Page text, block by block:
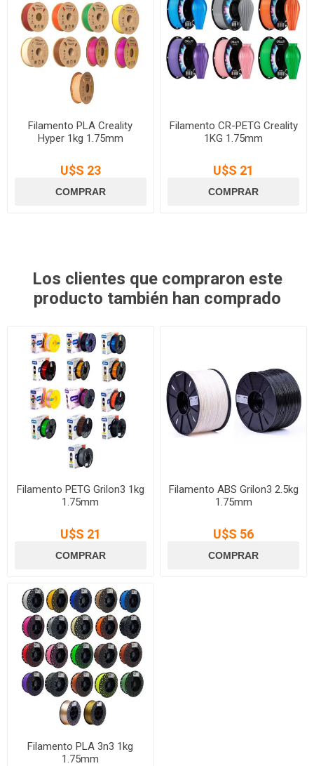
Filamento PLA Creality
Hyper 1kg 1.75mm
U$S 23
Filamento CR-PETG Creality
1KG 1.75mm
U$S 21
Los clientes que compraron este
producto también han comprado
Filamento PETG Grilon3 1kg
1.75mm
U$S 21
Filamento ABS Grilon3 2.5kg
1.75mm
U$S 56
Filamento PLA 3n3 1kg
1.75mm